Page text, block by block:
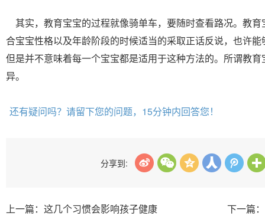
其实，教育宝宝的过程就像骑单车，要随时查看路况。教
合宝宝性格以及年龄阶段的时候适当的采取正话反说，也许
但是并不意味着每一个宝宝都是适用于这种方法的。所谓教
异。
还有疑问吗？请留下您的问题，15分钟内回答您！
分享到:
上一篇：这几个习惯会影响孩子健康 下一篇